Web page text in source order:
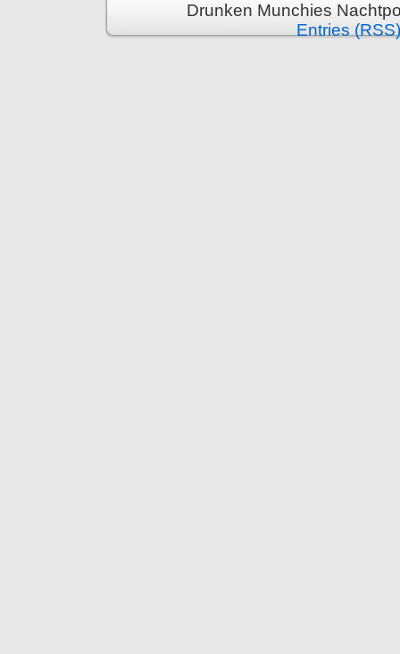
Drunken Munchies
Entries (RSS)